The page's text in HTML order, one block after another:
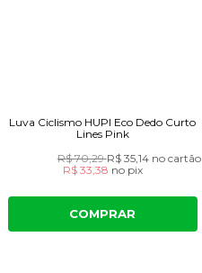
Luva Ciclismo HUPI Eco Dedo Curto
Lines Pink
R$ 70,29R$ 35,14 no cartão
R$ 33,38 no pix
COMPRAR